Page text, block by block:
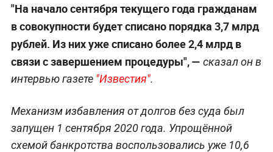
"На начало сентября текущего года гражданам
в совокупности будет списано порядка 3,7 млрд
рублей. Из них уже списано более 2,4 млрд в
связи с завершением процедуры", — сказал он в
интервью газете "Известия".
Механизм избавления от долгов без суда был
запущен 1 сентября 2020 года. Упрощённой
схемой банкротства воспользовались уже 10,6